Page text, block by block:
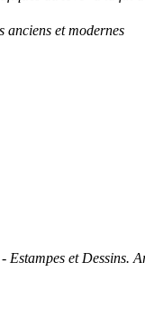
anciens et modernes
Estampes et Dessins.